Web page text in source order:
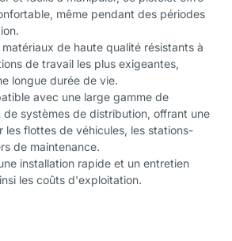
même pendant des périodes
de haute qualité résistants à
de travail les plus exigeantes,
longue durée de vie.
avec une large gamme de
de systèmes de distribution, offrant une
les flottes de véhicules, les stations-
de maintenance.
installation rapide et un entretien
les coûts d'exploitation.